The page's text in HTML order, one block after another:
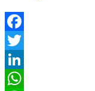
Facebook
Twitter
LinkedIn